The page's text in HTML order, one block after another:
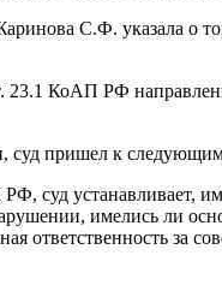
С.Ф. указала о
23.1 КоАП РФ
суд пришел к
суд устанавливает,
имелись ли
ответственность